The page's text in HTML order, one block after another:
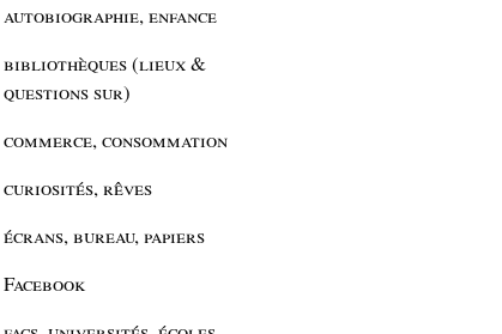
autobiographie, enfance
bibliothèques (lieux &
questions sur)
commerce, consommation
curiosités, rêves
écrans, bureau, papiers
Facebook